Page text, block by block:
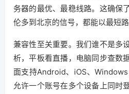
务器的最优、最稳线路。这确保
伦多到北京的信号，都能以最短
兼容性至关重要。我们谁不是多
析，平板看直播，电脑同步查数
面支持Android、iOS、
允许一个账号在多个设备上同时